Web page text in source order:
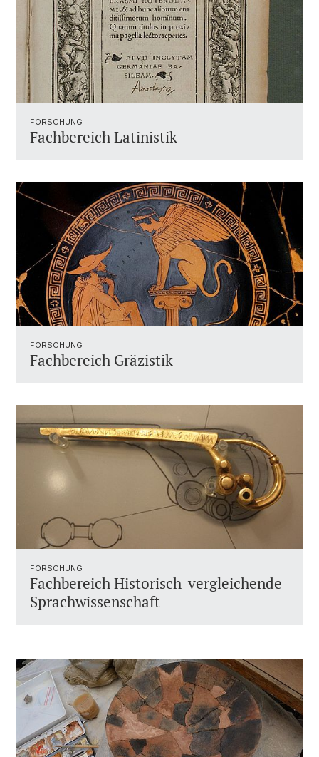
FORSCHUNG
Fachbereich Latinistik
FORSCHUNG
Fachbereich Gräzistik
FORSCHUNG
Fachbereich Historisch-vergleichende
Sprachwissenschaft